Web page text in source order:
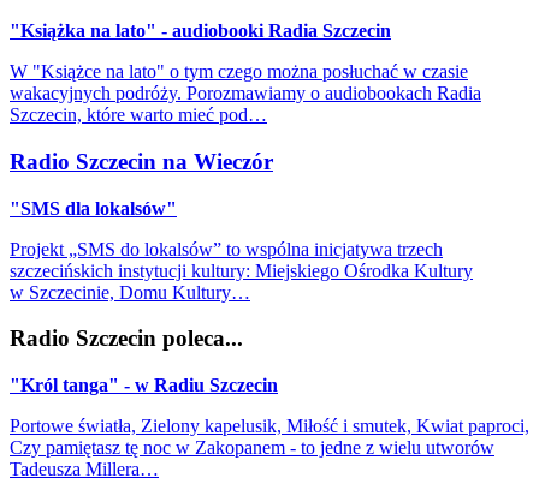
"Książka na lato" - audiobooki Radia Szczecin
W "Książce na lato" o tym czego można posłuchać w czasie
wakacyjnych podróży. Porozmawiamy o audiobookach Radia
Szczecin, które warto mieć pod…
Radio Szczecin na Wieczór
"SMS dla lokalsów"
Projekt „SMS do lokalsów” to wspólna inicjatywa trzech
szczecińskich instytucji kultury: Miejskiego Ośrodka Kultury
w Szczecinie, Domu Kultury…
Radio Szczecin poleca...
"Król tanga" - w Radiu Szczecin
Portowe światła, Zielony kapelusik, Miłość i smutek, Kwiat paproci,
Czy pamiętasz tę noc w Zakopanem - to jedne z wielu utworów
Tadeusza Millera…